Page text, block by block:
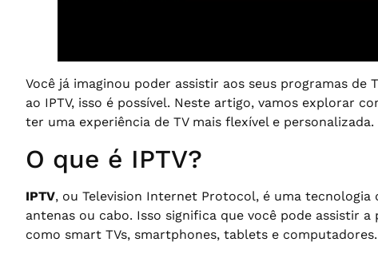
Você já imaginou poder assistir aos seus programas
ao IPTV, isso é possível. Neste artigo, vamos explorar
ter uma experiência de TV mais flexível e personalizada.
O que é IPTV?
IPTV, ou Television Internet Protocol, é uma
antenas ou cabo. Isso significa que você pode assistir
como smart TVs, smartphones, tablets e computadores.